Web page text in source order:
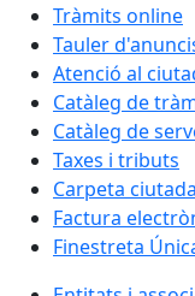
Tràmits online
Tauler
Atenció al
Catàleg de
Catàleg de
Taxes i tributs
Carpeta
Factura
Finestreta